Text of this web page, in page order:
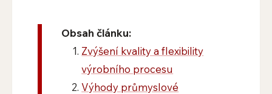
Obsah článku:
Zvýšení kvality a flexibility
výrobního procesu
Výhody průmyslové